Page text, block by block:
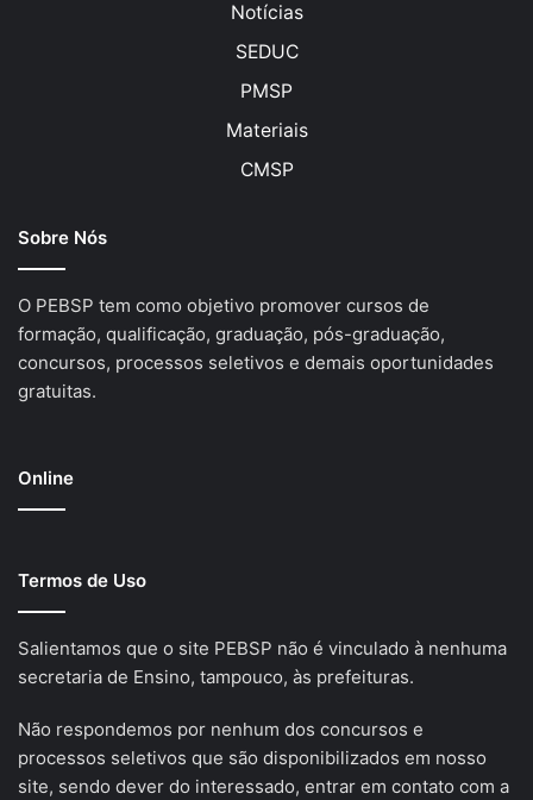
Notícias
SEDUC
PMSP
Materiais
CMSP
Sobre Nós
O PEBSP tem como objetivo promover cursos de
formação, qualificação, graduação, pós-graduação,
concursos, processos seletivos e demais oportunidades
gratuitas.
Online
Termos de Uso
Salientamos que o site PEBSP não é vinculado à nenhuma
secretaria de Ensino, tampouco, às prefeituras.
Não respondemos por nenhum dos concursos e
processos seletivos que são disponibilizados em nosso
site, sendo dever do interessado, entrar em contato com a